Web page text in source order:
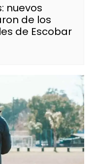
nuevos
de los
de Escobar